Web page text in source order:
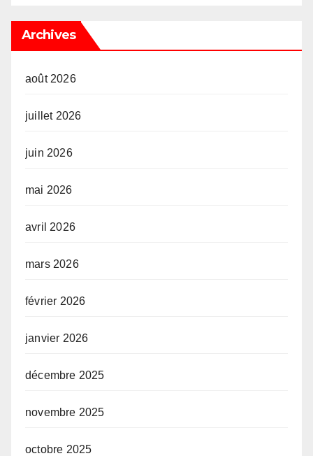
Archives
août 2026
juillet 2026
juin 2026
mai 2026
avril 2026
mars 2026
février 2026
janvier 2026
décembre 2025
novembre 2025
octobre 2025